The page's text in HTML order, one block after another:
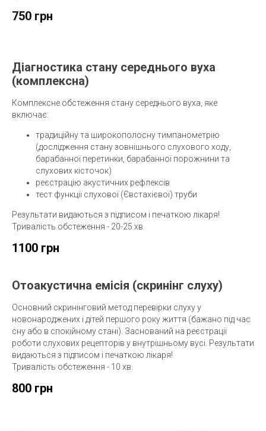
750 грн
Діагностика стану середнього вуха
(комплексна)
Комплексне обстеження стану середнього вуха, яке
включає:
традиційну та широкополосну тимпанометрію
(дослідження стану зовнішнього слухового ходу,
барабанної перетинки, барабанної порожнини та
слухових кісточок)
реєстрацію акустичних рефлексів
тест функції слухової (Євстахієвої) труби
Результати видаються з підписом і печаткою лікаря!
Тривалість обстеження - 20-25 хв.
1100 грн
Отоакустична емісія (скринінг слуху)
Основний скринінговий метод перевірки слуху у
новонароджених і дітей першого року життя (бажано під час
сну або в спокійному стані). Заснований на реєстрації
роботи слухових рецепторів у внутрішньому вусі. Результати
видаються з підписом і печаткою лікаря!
Тривалість обстеження - 10 хв.
800 грн